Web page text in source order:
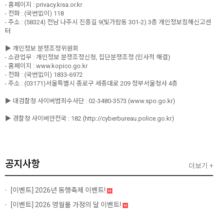
- 홈페이지 : privacy.kisa.or.kr
- 전화 : (국번없이) 118
- 주소 : (58324) 전남 나주시 진흥길 9(빛가람동 301-2) 3층 개인정보침해신고센
터
▶ 개인정보 분쟁조정위원회
- 소관업무 : 개인정보 분쟁조정신청, 집단분쟁조정 (민사적 해결)
- 홈페이지 : www.kopico.go.kr
- 전화 : (국번없이) 1833-6972
- 주소 : (03171)서울특별시 종로구 세종대로 209 정부서울청사 4층
▶ 대검찰청 사이버범죄수사단 : 02-3480-3573 (www.spo.go.kr)
▶ 경찰청 사이버안전국 : 182 (http://cyberbureau.police.go.kr)
공지사항
[이벤트] 2026년 동행축제 이벤트!
[이벤트] 2026 영월몰 가정의 달 이벤트!
더보기 +